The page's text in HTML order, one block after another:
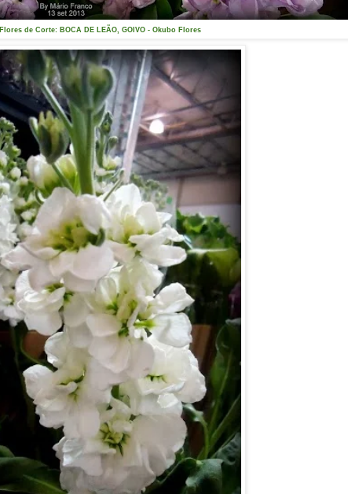
Flores de Corte: BOCA DE LEÃO, GOIVO - Okubo Flores